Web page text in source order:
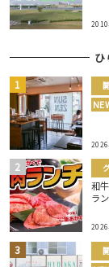
2010
ひ
2026
和
ラ
2026